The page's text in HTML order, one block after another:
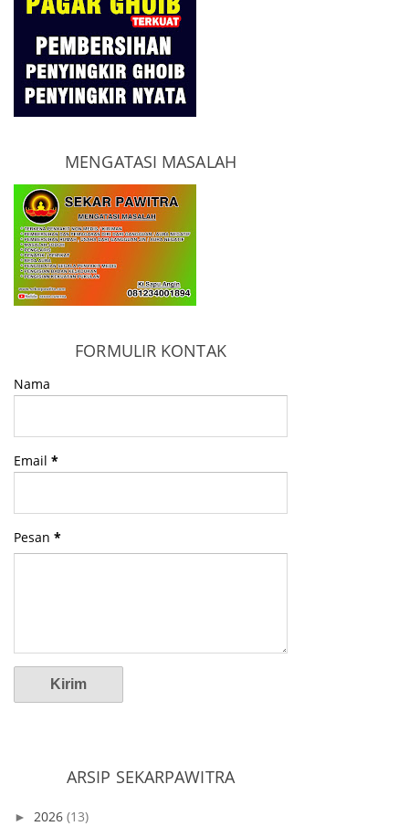
MENGATASI MASALAH
FORMULIR KONTAK
Nama
Email *
Pesan *
ARSIP SEKARPAWITRA
► 2026 (13)